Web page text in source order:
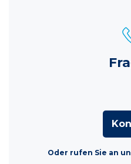
Oder rufen Sie an